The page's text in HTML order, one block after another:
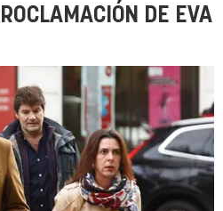
DE EVA